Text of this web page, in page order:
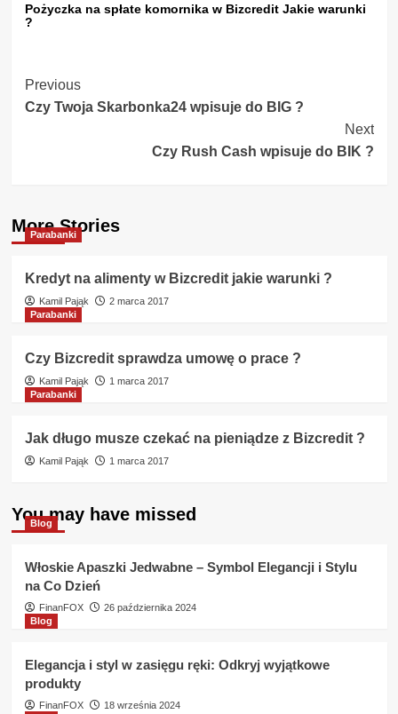
Pożyczka na spłate komornika w Bizcredit Jakie warunki
?
Post
Navigation
Previous
Czy Twoja Skarbonka24 wpisuje do BIG ?
Next
Czy Rush Cash wpisuje do BIK ?
More Stories
Parabanki
Kredyt na alimenty w Bizcredit jakie warunki ?
Kamil Pająk
2 marca 2017
Parabanki
Czy Bizcredit sprawdza umowę o prace ?
Kamil Pająk
1 marca 2017
Parabanki
Jak długo musze czekać na pieniądze z Bizcredit ?
Kamil Pająk 1 marca 2017
You may have missed
Blog
Włoskie Apaszki Jedwabne – Symbol Elegancji i Stylu
na Co Dzień
FinanFOX
26 października 2024
Blog
Elegancja i styl w zasięgu ręki: Odkryj wyjątkowe
produkty
FinanFOX
18 września 2024